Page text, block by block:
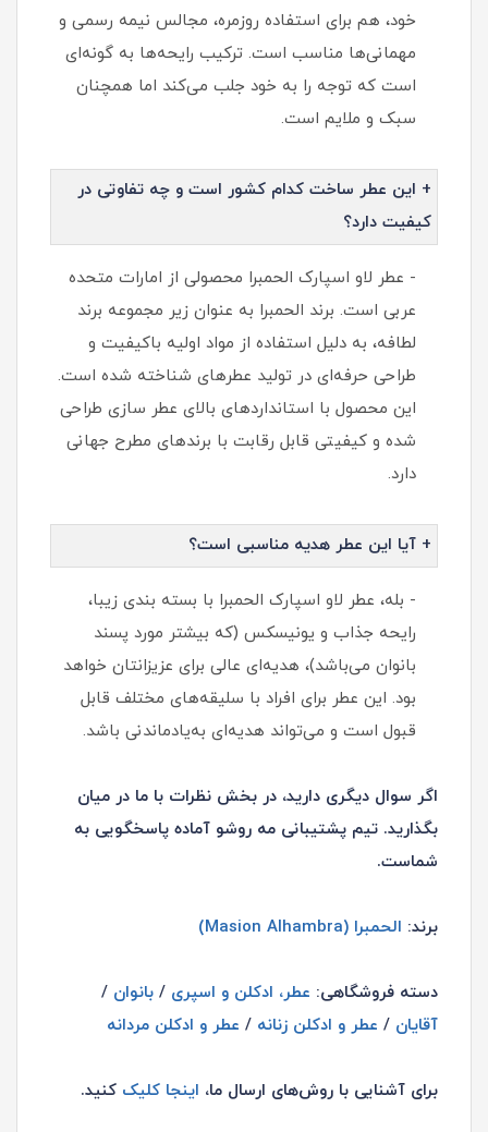
خود، هم برای استفاده روزمره، مجالس نیمه رسمی و
مهمانی‌ها مناسب است. ترکیب رایحه‌ها به گونه‌ای
است که توجه را به خود جلب می‌کند اما همچنان
سبک و ملایم است.
+ این عطر ساخت کدام کشور است و چه تفاوتی در
کیفیت دارد؟
- عطر لاو اسپارک الحمبرا محصولی از امارات متحده
عربی است. برند الحمبرا به عنوان زیر مجموعه برند
لطافه، به دلیل استفاده از مواد اولیه باکیفیت و
طراحی حرفه‌ای در تولید عطرهای شناخته شده است.
این محصول با استانداردهای بالای عطر سازی طراحی
شده و کیفیتی قابل رقابت با برندهای مطرح جهانی
دارد.
+ آیا این عطر هدیه مناسبی است؟
- بله، عطر لاو اسپارک الحمبرا با بسته بندی زیبا،
رایحه جذاب و یونیسکس (که بیشتر مورد پسند
بانوان می‌باشد)، هدیه‌ای عالی برای عزیزانتان خواهد
بود. این عطر برای افراد با سلیقه‌های مختلف قابل
قبول است و می‌تواند هدیه‌ای به‌یادماندنی باشد.
اگر سوال دیگری دارید، در بخش نظرات با ما در میان
بگذارید. تیم پشتیبانی مه روشو آماده پاسخگویی به
شماست.
برند: الحمبرا (Masion Alhambra)
دسته فروشگاهی: عطر، ادکلن و اسپری / بانوان /
آقایان / عطر و ادکلن زنانه / عطر و ادکلن مردانه
برای آشنایی با روش‌های ارسال ما، اینجا کلیک کنید.